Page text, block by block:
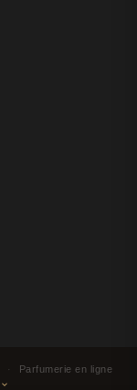
·
Parfumerie en ligne